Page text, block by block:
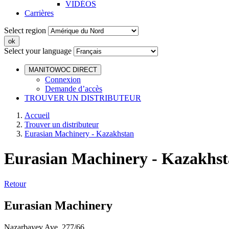
VIDÉOS
Carrières
Select region
Select your language
MANITOWOC DIRECT
Connexion
Demande d’accès
TROUVER UN DISTRIBUTEUR
Accueil
Trouver un distributeur
Eurasian Machinery - Kazakhstan
Eurasian Machinery -
Retour
Eurasian Machinery
Nazarbayev Ave. 277/66